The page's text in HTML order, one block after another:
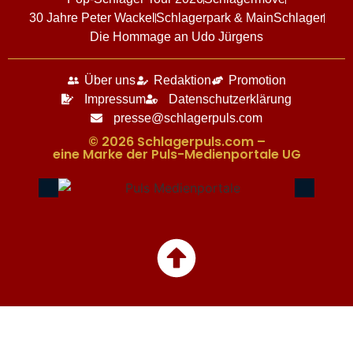
30 Jahre Peter Wackel Schlagerpark & MainSchlager
Die Hommage an Udo Jürgens
Über uns Redaktion
Promotion
Impressum
Datenschutzerklärung
presse@schlagerpuls.com
© 2026 Schlagerpuls.com –
eine Marke der Puls-Medienportale UG​